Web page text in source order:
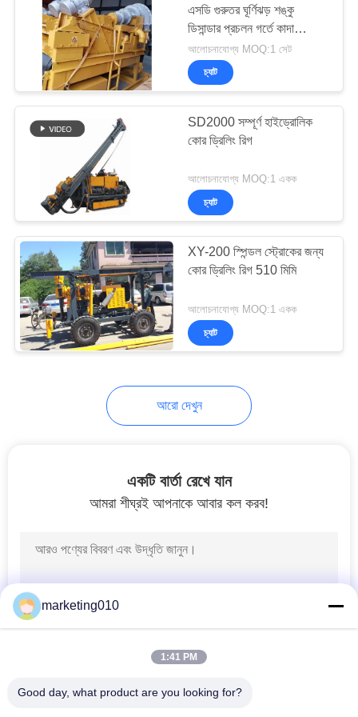
হাইড্রোলিক ক্রলার ড্রিলস
Desander
ডায়াফ্র্যাগ ওয়াল সরঞ্জাম
অনুভূমিক দিকনির্দেশনা
ড্রিলিং রিগ
এসডি গুরুতর ঘূর্ণিঝড় শঙ্কু
ডিসান্ডার প্রচলন গর্তে কাদা
পরিষ্কার করার জন্য ব্যবহৃত হয়
আলোচনাযোগ্য MOQ:1 সেট
চ্যাট
SD2000 সম্পূর্ণ হাইড্রোলিক
কোর ড্রিলিং রিগ
আলোচনাযোগ্য MOQ:1 একক
চ্যাট
XY-200 স্পিন্ডল স্ট্রোকের জন্য
কোর ড্রিলিং রিগ 510 মিমি
আলোচনাযোগ্য MOQ:1 একক
চ্যাট
আরো দেখুন
একটি বার্তা রেখে যান
আমরা শীঘ্রই আপনাকে আবার কল করব!
marketing010
1:41 PM
Good day, what product are you looking for?